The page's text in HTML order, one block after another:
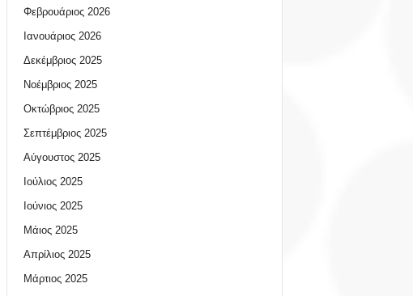
Φεβρουάριος 2026
Ιανουάριος 2026
Δεκέμβριος 2025
Νοέμβριος 2025
Οκτώβριος 2025
Σεπτέμβριος 2025
Αύγουστος 2025
Ιούλιος 2025
Ιούνιος 2025
Μάιος 2025
Απρίλιος 2025
Μάρτιος 2025